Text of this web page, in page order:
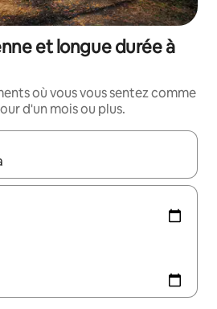
et longue durée à
où vous vous sentez comme
d'un mois ou plus.
utilisez les flèches vers le